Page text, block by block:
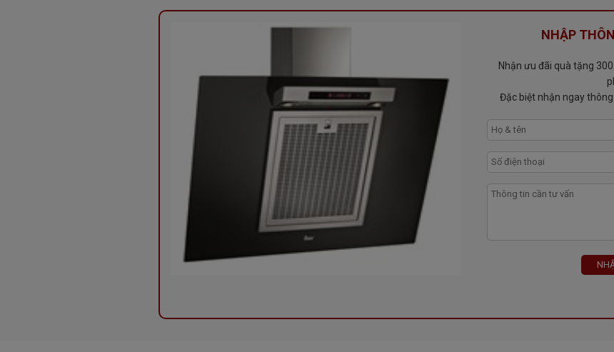
Đồng thời người dùng máy hút mùi DVE 70 reflex có thể chọn bấm nút đèn chiếu sáng để quan sát khi nấu ăn được dễ dàng
Đây là thương hiệu máy hút mùi đã có mặt từ rất lâu trên thị trường Việt Nam được nhiều người tin dùng. Máy hút mùi Teka
DVE 70 reflex là sản phẩm nhập khẩu chính hãng từ Châu Âu chất lượng cao với giá cả hợp lý phù hợp với túi tiền của các
NHẬP
Nhận ưu đãi quà tặng
Đặc biệt nhận ngay